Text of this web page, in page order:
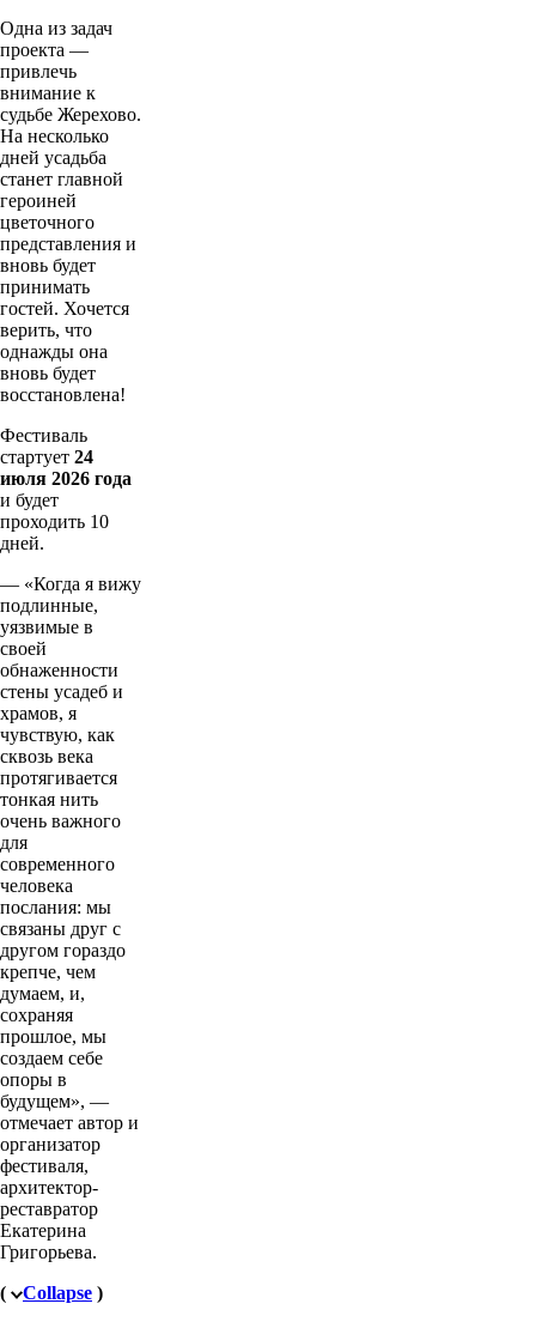
Одна из задач
проекта —
привлечь
внимание к
судьбе Жерехово.
На несколько
дней усадьба
станет главной
героиней
цветочного
представления и
вновь будет
принимать
гостей. Хочется
верить, что
однажды она
вновь будет
восстановлена!
Фестиваль
стартует 24
июля 2026 года
и будет
проходить 10
дней.
— «Когда я вижу
подлинные,
уязвимые в
своей
обнаженности
стены усадеб и
храмов, я
чувствую, как
сквозь века
протягивается
тонкая нить
очень важного
для
современного
человека
послания: мы
связаны друг с
другом гораздо
крепче, чем
думаем, и,
сохраняя
прошлое, мы
создаем себе
опоры в
будущем», —
отмечает автор и
организатор
фестиваля,
архитектор-
реставратор
Екатерина
Григорьева.
(
Collapse )